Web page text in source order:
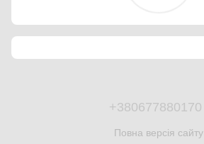
+380677880170
Повна версія сайту